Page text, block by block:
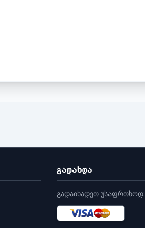
გადახდა
გადაიხადეთ უსაფრთხოდ: